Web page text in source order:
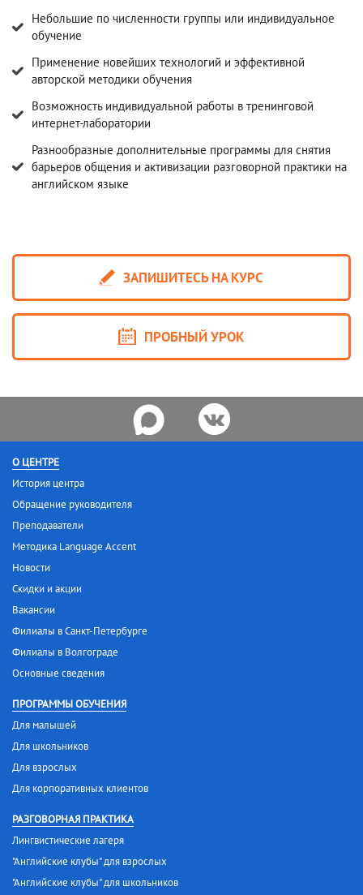
Небольшие по численности группы или индивидуальное
обучение
Применение новейших технологий и эффективной
авторской методики обучения
Возможность индивидуальной работы в тренинговой
интернет-лаборатории
Разнообразные дополнительные программы для снятия
барьеров общения и активизации разговорной практики на
английском языке
ЗАПИШИТЕСЬ НА КУРС
ПРОБНЫЙ УРОК
О ЦЕНТРЕ
История центра
Обращение руководителя
Преподаватели
Методика Language Accent
Новости
Скидки и акции
Вакансии
Филиалы в Санкт-Петербурге
Филиалы в Волгограде
Основные сведения
ПРОГРАММЫ ОБУЧЕНИЯ
Для малышей
Для школьников
Для взрослых
Для корпоративных клиентов
РАЗГОВОРНАЯ ПРАКТИКА
Лингвистические лагеря
"Английские клубы" для взрослых
"Английские клубы" для школьников